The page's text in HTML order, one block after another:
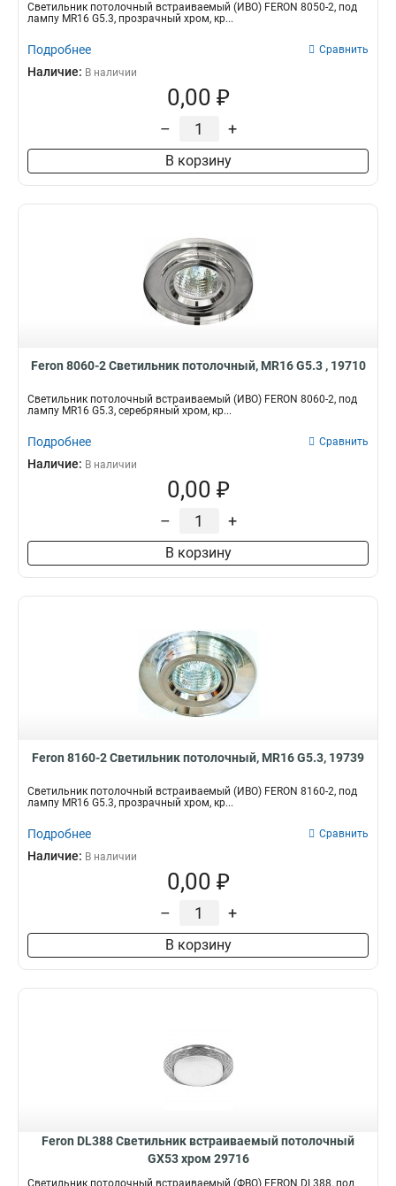
Светильник потолочный встраиваемый (ИВО) FERON 8050-2, под
лампу MR16 G5.3, прозрачный хром, кр...
Подробнее Сравнить
Наличие: В наличии
0,00 ₽
– +
В корзину
Feron 8060-2 Светильник потолочный, MR16 G5.3 , 19710
Светильник потолочный встраиваемый (ИВО) FERON 8060-2, под
лампу MR16 G5.3, серебряный хром, кр...
Подробнее Сравнить
Наличие: В наличии
0,00 ₽
– +
В корзину
Feron 8160-2 Светильник потолочный, MR16 G5.3, 19739
Светильник потолочный встраиваемый (ИВО) FERON 8160-2, под
лампу MR16 G5.3, прозрачный хром, кр...
Подробнее Сравнить
Наличие: В наличии
0,00 ₽
– +
В корзину
Feron DL388 Светильник встраиваемый потолочный
GX53 хром 29716
Светильник потолочный встраиваемый (ФВО) FERON DL388, под